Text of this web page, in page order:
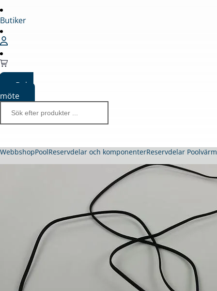
Butiker
Boka
möte
WebbshopPoolReservdelar och komponenterReservdelar